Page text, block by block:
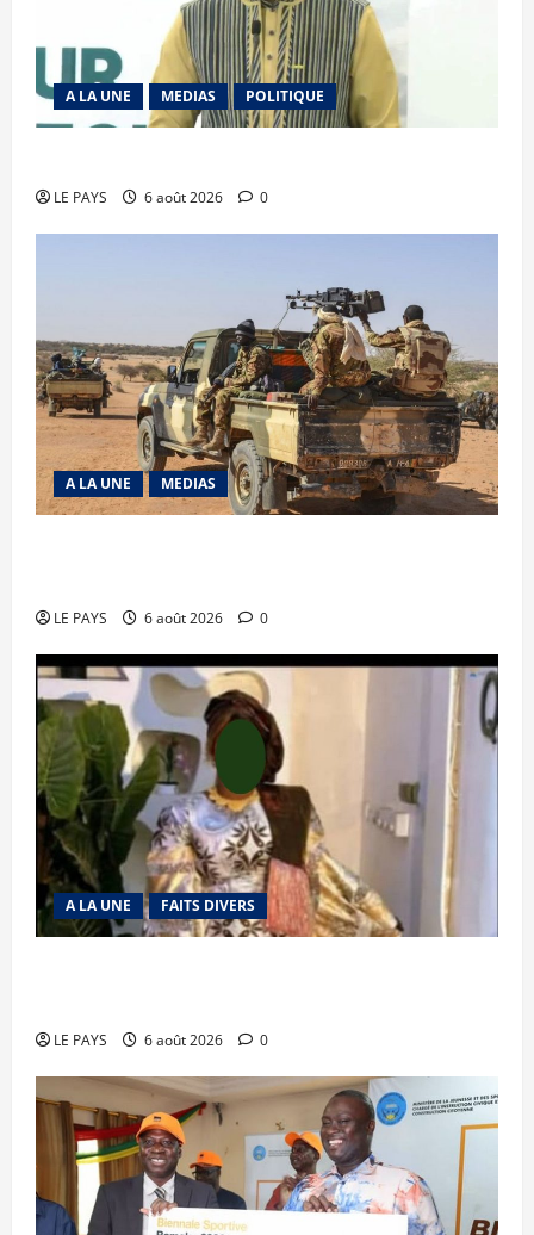
A LA UNE MEDIAS POLITIQUE
LE PAYS 6 août 2026 0
A LA UNE MEDIAS
LE PAYS 6 août 2026 0
A LA UNE FAITS DIVERS
LE PAYS 6 août 2026 0